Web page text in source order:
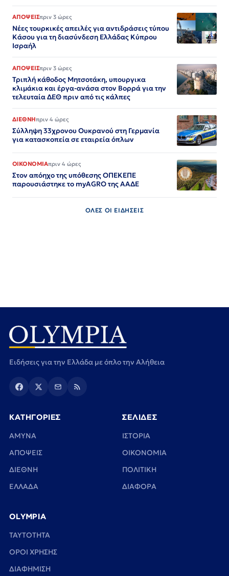
ΑΠΟΨΕΙΣπριν 3 ώρες
Νέες τουρκικές απειλές για αντιδράσεις τύπου
Κάσου για τη διασύνδεση Ελλάδας Κύπρου
Ισραήλ
ΑΠΟΨΕΙΣπριν 3 ώρες
Τριπλή κάθοδος Μητσοτάκη, υπουργικα
κλιμάκια και έργα-ανάσα στον Βορρά για την
τελευταία ΔΕΘ πριν από τις κάλπες
ΔΙΕΘΝΗπριν 4 ώρες
Σύλληψη 33χρονου Ουκρανού στη Γερμανία
για κατασκοπεία σε εταιρεία όπλων
ΟΙΚΟΝΟΜΙΑπριν 4 ώρες
Στον απόηχο της υπόθεσης ΟΠΕΚΕΠΕ
παρουσιάστηκε το myAGRO της ΑΑΔΕ
ΟΛΕΣ ΟΙ ΕΙΔΗΣΕΙΣ
Ειδήσεις για την Ελλάδα με όπλο την Αλήθεια
ΚΑΤΗΓΟΡΙΕΣ
ΑΜΥΝΑ
ΑΠΟΨΕΙΣ
ΔΙΕΘΝΗ
ΕΛΛΑΔΑ
ΣΕΛΙΔΕΣ
ΙΣΤΟΡΙΑ
ΟΙΚΟΝΟΜΙΑ
ΠΟΛΙΤΙΚΗ
ΔΙΑΦΟΡΑ
OLYMPIA
TAYTOTHTA
ΟΡΟΙ ΧΡΗΣΗΣ
ΔΙΑΦΗΜΙΣΗ